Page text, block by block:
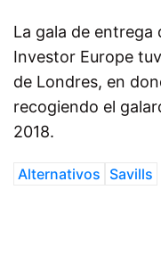
La gala de
Investor Europe
de Londres, en
recogiendo el
2018.
Alternativos Savills